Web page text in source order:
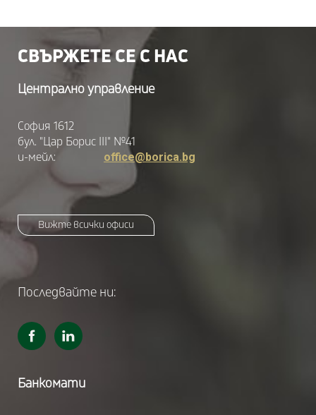
СВЪРЖЕТЕ СЕ С НАС
Централно управление
София 1612
бул. "Цар Борис III" №41
и-мейл:
office@borica.bg
Вижте всички офиси
Последвайте ни:
Банкомати